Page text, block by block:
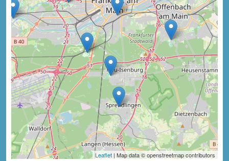
Leaflet | Map data © openstreetmap contributors